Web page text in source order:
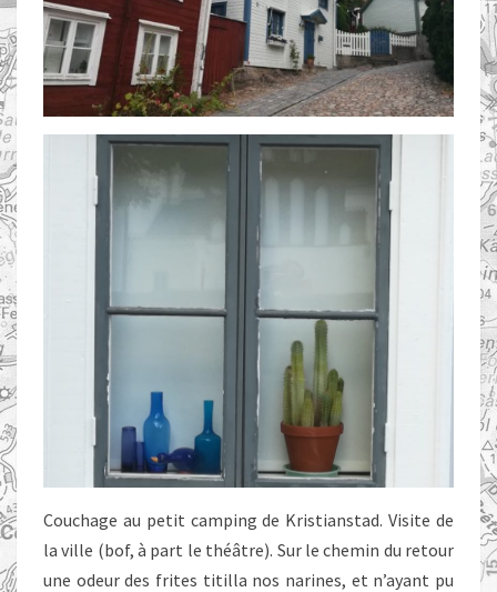
Couchage au petit camping de Kristianstad. Visite de
la ville (bof, à part le théâtre). Sur le chemin du retour
une odeur des frites titilla nos narines, et n’ayant pu